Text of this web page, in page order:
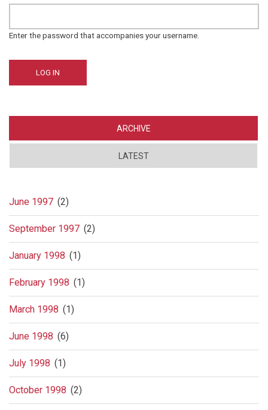
Enter the password that accompanies your username.
ARCHIVE
LATEST
June 1997 (2)
September 1997 (2)
January 1998 (1)
February 1998 (1)
March 1998 (1)
June 1998 (6)
July 1998 (1)
October 1998 (2)